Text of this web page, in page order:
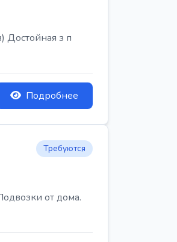
Достойная з п
Подробнее
Требуются
от дома.